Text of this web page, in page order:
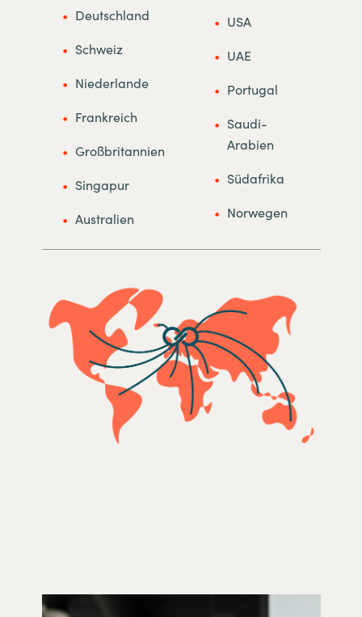
Deutschland
Schweiz
Niederlande
Frankreich
Großbritannien
Singapur
Australien
USA
UAE
Portugal
Saudi-
Arabien
Südafrika
Norwegen